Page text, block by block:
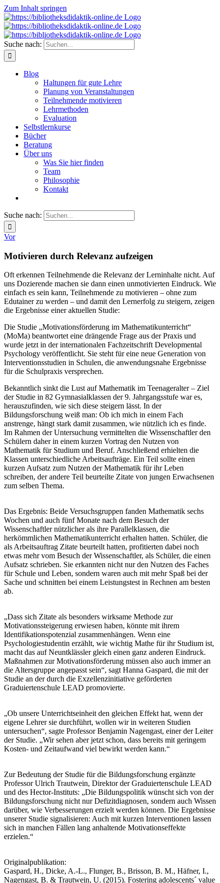
Zum Inhalt springen
Suche nach:
Blog
Haltungen für gute Lehre
Planung von Veranstaltungen
Teilnehmende motivieren
Lehrmethoden
Evaluation
Selbstlernkurse
Bücher
Beratung
Über uns
Was Sie hier finden
Team
Philosophie
Kontakt
Suche nach:
Vor
Motivieren durch Relevanz aufzeigen
Oft erkennen Teilnehmende die Relevanz der Lerninhalte nicht. Auf
uns Dozierende machen sie dann einen unmotivierten Eindruck. Wie
einfach es sein kann, Teilnehmende zu motivieren – ohne zum
Edutainer zu werden – und damit den Lernerfolg zu steigern, zeigen
die Ergebnisse einer aktuellen Studie:
Die Studie „Motivationsförderung im Mathematikunterricht“
(MoMa) beantwortet eine drängende Frage aus der Praxis und
wurde jetzt in der internationalen Fachzeitschrift Developmental
Psychology veröffentlicht. Sie steht für eine neue Generation von
Interventionsstudien in Schulen, die anwendungsnahe Ergebnisse
für die Schulpraxis versprechen.
Bekanntlich sinkt die Lust auf Mathematik im Teenageralter ‒ Ziel
der Studie in 82 Gymnasialklassen der 9. Jahrgangsstufe war es,
herauszufinden, wie sich diese steigern lässt. In der
Bildungsforschung weiß man: Ob ich mich in einem Fach
anstrenge, hängt stark damit zusammen, wie nützlich ich es finde.
Im Rahmen der Untersuchung vermittelten die Wissenschaftler den
Schülern daher in einem kurzen Vortrag den Nutzen von
Mathematik für Studium und Beruf. Anschließend erhielten die
Klassen unterschiedliche Arbeitsaufträge. Ein Teil sollte einen
kurzen Aufsatz zum Nutzen der Mathematik für ihr Leben
schreiben, der andere Teil beurteilte Zitate von jungen Erwachsenen
zum selben Thema.
Das Ergebnis: Beide Versuchsgruppen fanden Mathematik sechs
Wochen und auch fünf Monate nach dem Besuch der
Wissenschaftler nützlicher als ihre Parallelklassen, die
herkömmlichen Mathematikunterricht erhalten hatten. Schüler, die
als Arbeitsauftrag Zitate beurteilt hatten, profitierten dabei noch
etwas mehr vom Besuch der Wissenschaftler, als Schüler, die einen
Aufsatz schrieben. Sie erkannten nicht nur den Nutzen des Faches
für Schule und Leben, sondern waren auch mit mehr Spaß bei der
Sache und schnitten bei einem Leistungstest in Rechnen am besten
ab.
„Dass sich Zitate als besonders wirksame Methode zur
Motivationssteigerung erwiesen haben, könnte mit ihrem
Identifikationspotenzial zusammenhängen. Wenn eine
Psychologiestudentin erzählt, wie wichtig Mathe für ihr Studium ist,
macht das auf Neuntklässler gleich einen ganz anderen Eindruck.
Maßnahmen zur Motivationsförderung müssen also auch immer an
die Altersgruppe angepasst sein“, sagt Hanna Gaspard, die mit der
Studie an der durch die Exzellenzinitiative geförderten
Graduiertenschule LEAD promovierte.
„Ob unsere Unterrichtseinheit den gleichen Effekt hat, wenn der
eigene Lehrer sie durchführt, wollen wir in weiteren Studien
untersuchen“, sagte Professor Benjamin Nagengast, einer der Leiter
der Studie. „Wir sehen aber jetzt schon, dass bereits mit geringem
Kosten- und Zeitaufwand viel bewirkt werden kann.“
Zur Bedeutung der Studie für die Bildungsforschung ergänzte
Professor Ulrich Trautwein, Direktor der Graduiertenschule LEAD
und des Hector-Instituts: „Die Bildungspolitik wünscht sich von der
Bildungsforschung nicht nur Defizitdiagnosen, sondern auch Wissen
darüber, wie Verbesserungen erzielt werden können. Die Ergebnisse
unserer Studie signalisieren: Auch mit kurzen Interventionen lassen
sich in manchen Fällen lang anhaltende Motivationseffekte
erzielen.“
Originalpublikation:
Gaspard, H., Dicke, A.-L., Flunger, B., Brisson, B. M., Häfner, I.,
Nagengast, B. & Trautwein, U. (2015). Fostering adolescents´ value